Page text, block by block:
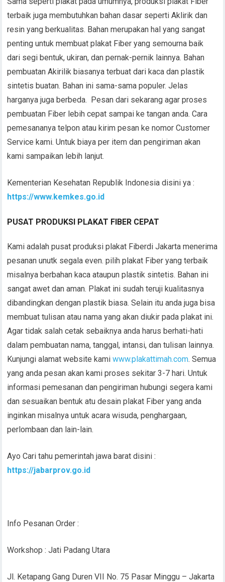
terbaik juga membutuhkan bahan dasar seperti Aklirik dan
resin yang berkualitas. Bahan merupakan hal yang sangat
penting untuk membuat plakat Fiber yang semourna baik
dari segi bentuk, ukiran, dan pernak-pernik lainnya. Bahan
pembuatan Akirilik biasanya terbuat dari kaca dan plastik
sintetis buatan. Bahan ini sama-sama populer. Jelas
harganya juga berbeda. Pesan dari sekarang agar proses
pembuatan Fiber lebih cepat sampai ke tangan anda. Cara
pemesananya telpon atau kirim pesan ke nomor Customer
Service kami. Untuk biaya per item dan pengiriman akan
kami sampaikan lebih lanjut.
Kementerian Kesehatan Republik Indonesia disini ya :
https://www.kemkes.go.id
PUSAT PRODUKSI PLAKAT FIBER CEPAT
Kami adalah pusat produksi plakat Fiberdi Jakarta menerima
pesanan unutk segala even. pilih plakat Fiber yang terbaik
misalnya berbahan kaca ataupun plastik sintetis. Bahan ini
sangat awet dan aman. Plakat ini sudah teruji kualitasnya
dibandingkan dengan plastik biasa. Selain itu anda juga bisa
membuat tulisan atau nama yang akan diukir pada plakat ini.
Agar tidak salah cetak sebaiknya anda harus berhati-hati
dalam pembuatan nama, tanggal, intansi, dan tulisan lainnya.
Kunjungi alamat website kamiwww.plakattimah.com. Semua
yang anda pesan akan kami proses sekitar 3-7 hari. Untuk
informasi pemesanan dan pengiriman hubungi segera kami
dan sesuaikan bentuk atu desain plakat Fiber yang anda
inginkan misalnya untuk acara wisuda, penghargaan,
perlombaan dan lain-lain.
Ayo Cari tahu pemerintah jawa barat disini :
https://jabarprov.go.id
Info Pesanan Order :
Workshop : Jati Padang Utara
Jl. Ketapang Gang Duren VII No. 75 Pasar Minggu – Jakarta